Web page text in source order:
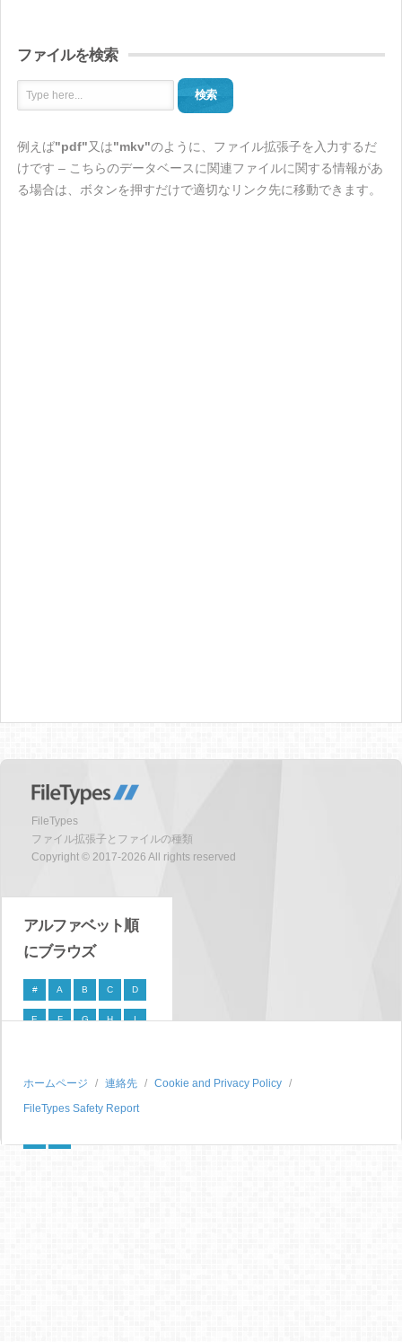
ファイルを検索
検索
例えば"pdf"又は"mkv"のように、ファイル拡張子を入力するだ
けです – こちらのデータベースに関連ファイルに関する情報があ
る場合は、ボタンを押すだけで適切なリンク先に移動できます。
FileTypes
ファイル拡張子とファイルの種類
Copyright © 2017-2026 All rights reserved
アルファベット順
にブラウズ
# A B C D
E F G H I
P Q R S
T U V W X
ホームページ 連絡先
Cookie and Privacy Policy
FileTypes Safety Report